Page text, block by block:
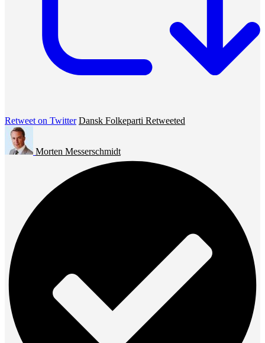
Retweet on Twitter Dansk Folkeparti Retweeted
Morten Messerschmidt